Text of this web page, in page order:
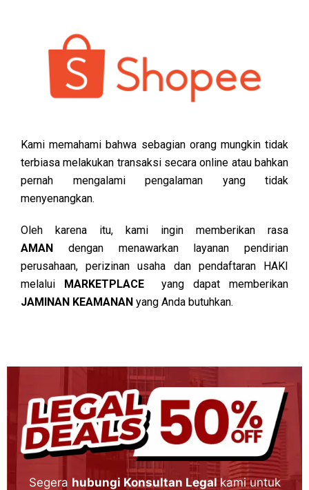
Kami memahami bahwa sebagian orang mungkin tidak
terbiasa melakukan transaksi secara online atau bahkan
pernah mengalami pengalaman yang tidak
menyenangkan.
Oleh karena itu, kami ingin memberikan rasa
AMAN dengan menawarkan layanan pendirian
perusahaan, perizinan usaha dan pendaftaran HAKI
melalui MARKETPLACEyang dapat memberikan
JAMINAN KEAMANAN yang Anda butuhkan.
Segera hubungi Konsultan Legal kami untuk